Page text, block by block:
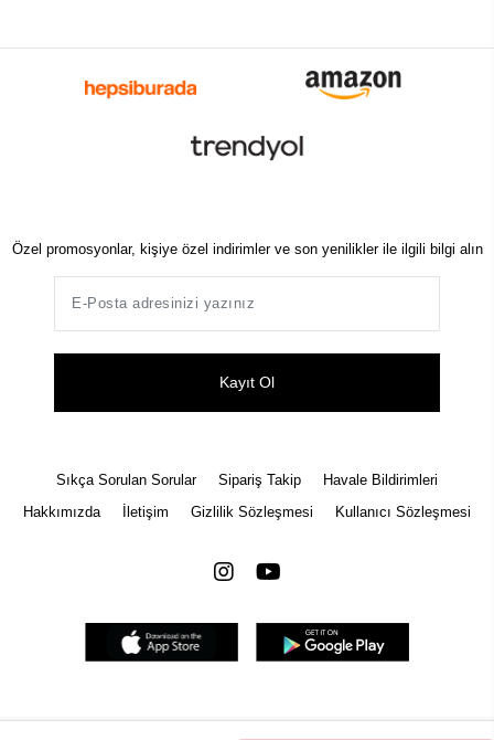
Özel promosyonlar, kişiye özel indirimler ve son yenilikler ile ilgili bilgi alın
Kayıt Ol
Sıkça Sorulan Sorular Sipariş Takip
Havale Bildirimleri
Hakkımızda
İletişim Gizlilik Sözleşmesi Kullanıcı Sözleşmesi